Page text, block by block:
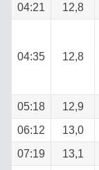
04:21
12,8
04:35 12,8
05:18
12,9
06:12
13,0
07:19
13,1
ALKOHOLU
VÝPOČET
CUKERNATOSTI
ROZTOKU